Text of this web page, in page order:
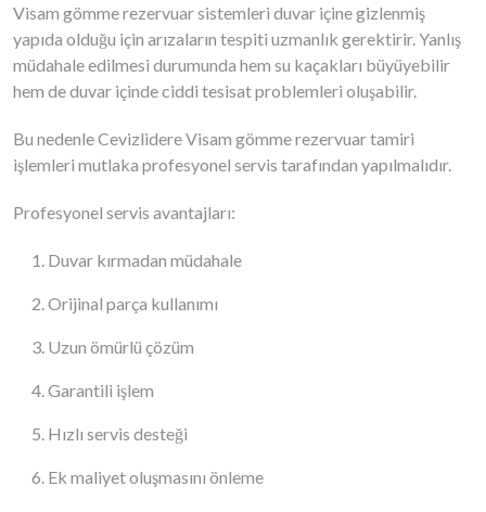
Visam gömme rezervuar sistemleri duvar içine gizlenmiş
yapıda olduğu için arızaların tespiti uzmanlık gerektirir. Yanlış
müdahale edilmesi durumunda hem su kaçakları büyüyebilir
hem de duvar içinde ciddi tesisat problemleri oluşabilir.
Bu nedenle Cevizlidere Visam gömme rezervuar tamiri
işlemleri mutlaka profesyonel servis tarafından yapılmalıdır.
Profesyonel servis avantajları:
Duvar kırmadan müdahale
Orijinal parça kullanımı
Uzun ömürlü çözüm
Garantili işlem
Hızlı servis desteği
Ek maliyet oluşmasını önleme